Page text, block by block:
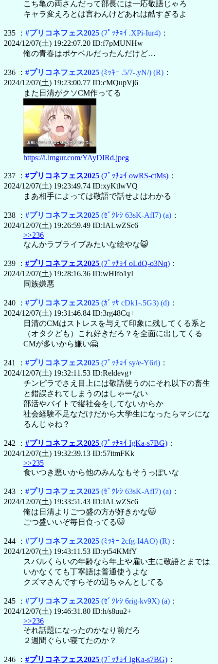
こち亀の両さんだって部長には一応敬語じゃろ
キャラ変えろとは言わんけどあれは酷すぎるよ
235 ： #プリコネフェス2025 (ﾌﾟｯﾁｮｲ .XPi-Iur4) ：
2024/12/07(土) 19:22:07.20 ID:f7pMUNHw
俺の青春はポケベルだったんだけど…
236 ： #プリコネフェス2025 (ﾐｯｷｰ .5/7-.yN/) (R) ：
2024/12/07(土) 19:23:00.77 ID:cMQupVj6
また日清がクソCM作ってる
https://i.imgur.com/YAyDIRd.jpeg
237 ： #プリコネフェス2025 (ﾌﾟｯﾁｮｲ owRS-ctMs) ：
2024/12/07(土) 19:23:49.74 ID:xyKtlwVQ
まあ相手によっては敬語で話せよはわかる
238 ： #プリコネフェス2025 (ｾﾞｸﾚｼ 63sK-AfI7) (a) ：
2024/12/07(土) 19:26:59.49 ID:IALwZSc6
>>236
なんかラブライブみたいな絵やな😺
239 ： #プリコネフェス2025 (ﾌﾟｯﾁｮｲ oLdQ-o3Nq) ：
2024/12/07(土) 19:28:16.36 ID:wHIfo1yI
同族嫌悪
240 ： #プリコネフェス2025 (ｶﾞｯｻ cDk1-.5G3) (d) ：
2024/12/07(土) 19:31:46.84 ID:3rg48Cq+
日清のCMはストレスを与えて印象に残してくる系と
（オタクども）これ好きだろ？を全面に出してくる
CMが多いから嫌い🤗
241 ： #プリコネフェス2025 (ﾌﾟｯﾁｮｲ sy/e-Y6ri) ：
2024/12/07(土) 19:32:11.53 ID:Reldevg+
チンピラでさえ目上には敬語使うのにそれ以下の畜生
と錯誤されてしまうのはしゃーない
部活やバイトで縦社会をしてないからか
社会経験不足なだけだから大学生になったらマシにな
るんじゃね？
242 ： #プリコネフェス2025 (ﾌﾟｯﾁｮｲ IgKa-s7BG) ：
2024/12/07(土) 19:32:39.13 ID:57itmFKk
>>235
食いつき悪いから他のみんなもそうっぽいな
243 ： #プリコネフェス2025 (ｾﾞｸﾚｼ 63sK-AfI7) (a) ：
2024/12/07(土) 19:33:51.43 ID:IALwZSc6
俺は日清よりごつ盛の方が好きかな🐱
ごつ盛いいぞ毎日食ってる🐱
244 ： #プリコネフェス2025 (ﾐｯｷｰ 2cfg-I4AO) (R) ：
2024/12/07(土) 19:43:11.53 ID:yt54KMfY
スバルくらいの年齢なら年上や雇い主に敬語とまでは
いかなくても丁寧語は普通使うよな
クズマさんですらその辺ちゃんとしてる
245 ： #プリコネフェス2025 (ｾﾞｸﾚｼ 6rig-kv9X) (a) ：
2024/12/07(土) 19:46:31.80 ID:h/s8uu2+
>>236
それ話題になったのかなり前だろ
２週間ぐらい寝てたのか？
246 ： #プリコネフェス2025 (ﾌﾟｯﾁｮｲ IgKa-s7BG) ：